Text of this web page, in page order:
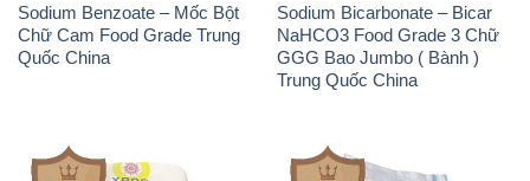
Sodium Benzoate – Mốc Bột
Chữ Cam Food Grade Trung
Quốc China
Sodium Bicarbonate – Bicar
NaHCO3 Food Grade 3 Chữ
GGG Bao Jumbo ( Bành )
Trung Quốc China